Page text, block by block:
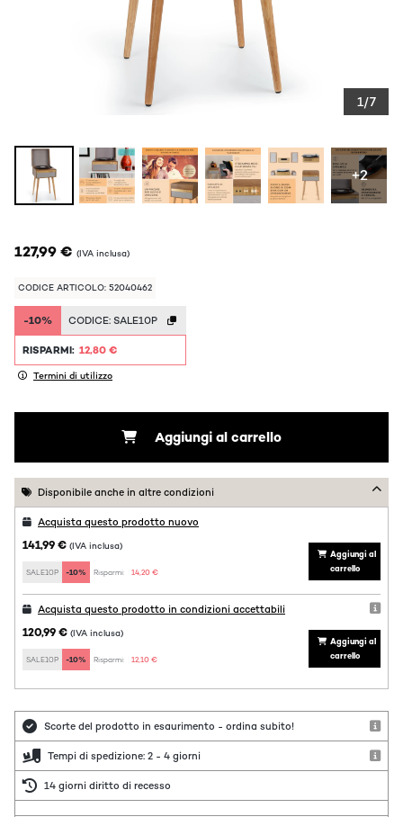
1/7
+2
127,99 € (IVA inclusa)
CODICE ARTICOLO: 52040462
-10% CODICE: SALE10P
RISPARMI: 12,80 €
Termini di utilizzo
Aggiungi al carrello
Disponibile anche in altre condizioni
Acquista questo prodotto nuovo
141,99 € (IVA inclusa)
SALE10P -10% Risparmi: 14,20 €
Aggiungi al
carrello
Acquista questo prodotto in condizioni accettabili
120,99 € (IVA inclusa)
SALE10P -10% Risparmi: 12,10 €
Aggiungi al
carrello
Scorte del prodotto in esaurimento - ordina subito!
Tempi di spedizione: 2 - 4 giorni
14 giorni diritto di recesso